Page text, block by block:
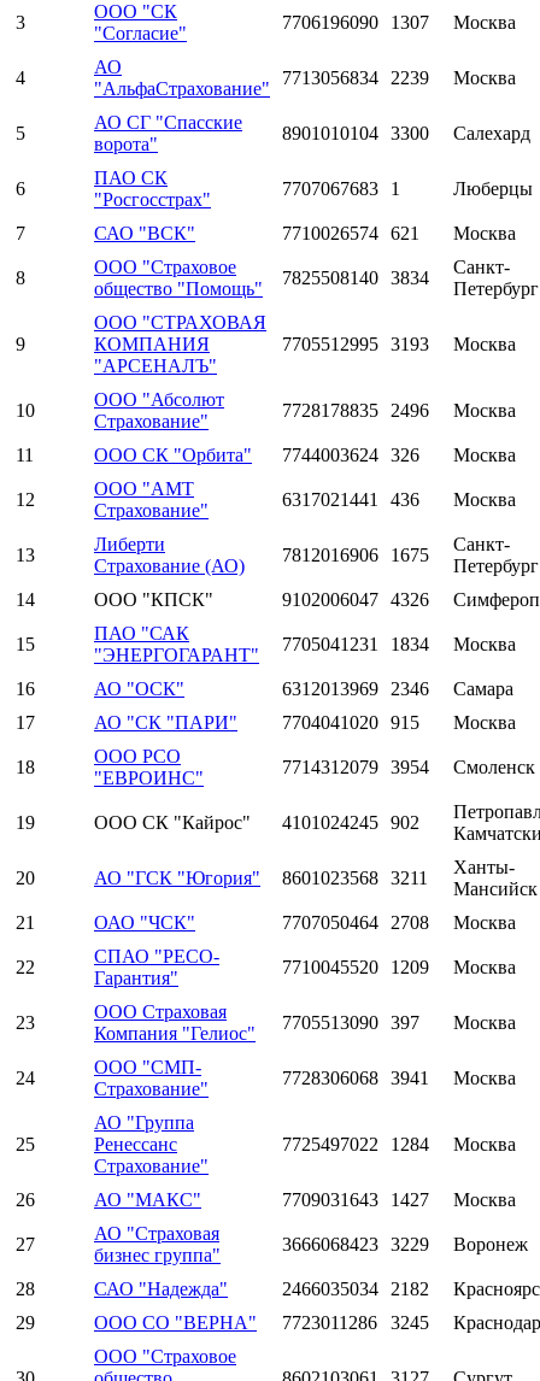
3
ООО "СК
"Согласие"
7706196090 1307 Москва
4
АО
"АльфаСтрахование"
7713056834 2239 Москва
5
АО СГ "Спасские
ворота"
8901010104 3300 Салехард
6
ПАО СК
"Росгосстрах"
7707067683 1 Люберцы
7 САО "ВСК" 7710026574 621 Москва
8
ООО "Страховое
общество "Помощь"
7825508140 3834
Санкт-
Петербург
9
ООО "СТРАХОВАЯ
КОМПАНИЯ
"АРСЕНАЛЪ"
7705512995 3193 Москва
10
ООО "Абсолют
Страхование"
7728178835 2496 Москва
11 ООО СК "Орбита" 7744003624 326 Москва
12
ООО "АМТ
Страхование"
6317021441 436 Москва
13
Либерти
Страхование (АО)
7812016906 1675
Санкт-
Петербург
14
ООО "КПСК" 9102006047 4326
15
ПАО "САК
"ЭНЕРГОГАРАНТ"
7705041231 1834 Москва
16 АО "ОСК" 6312013969 2346
Самара
17
АО "СК "ПАРИ" 7704041020 915 Москва
18
ООО РСО
"ЕВРОИНС"
7714312079 3954 Смоленск
19 ООО СК "Кайрос" 4101024245 902
20 АО "ГСК "Югория" 8601023568 3211
Ханты-
Мансийск
21
ОАО "ЧСК" 7707050464 2708 Москва
22
СПАО "РЕСО-
Гарантия"
7710045520 1209 Москва
23
ООО Страховая
Компания "Гелиос"
7705513090 397 Москва
24
ООО "СМП-
Страхование"
7728306068 3941 Москва
25
АО "Группа
Ренессанс
Страхование"
7725497022 1284 Москва
26 АО "МАКС" 7709031643 1427 Москва
27
АО "Страховая
бизнес группа"
3666068423 3229 Воронеж
28 САО "Надежда" 2466035034 2182
29
ООО СО "ВЕРНА" 7723011286 3245 Краснодар
ООО "Страховое